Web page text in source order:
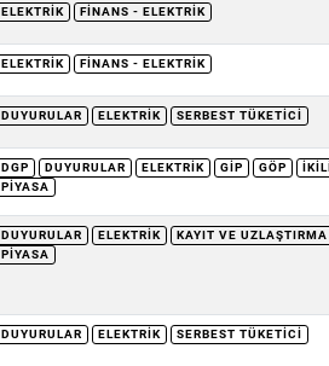
ELEKTRIK FINANS - ELEKTRIK
ELEKTRIK FINANS - ELEKTRIK
DUYURULAR ELEKTRIK SERBEST TÜKETICI
DGP DUYURULAR ELEKTRIK GİP GÖP
PIYASA
DUYURULAR ELEKTRIK
KAYIT VE
PIYASA
DUYURULAR ELEKTRIK SERBEST TÜKETICI